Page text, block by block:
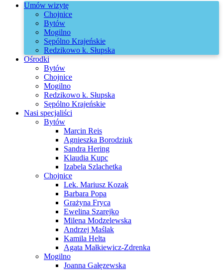
Umów wizytę
Chojnice
Bytów
Mogilno
Sępólno Krajeńskie
Redzikowo k. Słupska
Ośrodki
Bytów
Chojnice
Mogilno
Redzikowo k. Słupska
Sępólno Krajeńskie
Nasi specjaliści
Bytów
Marcin Reis
Agnieszka Borodziuk
Sandra Hering
Klaudia Kupc
Izabela Szlachetka
Chojnice
Lek. Mariusz Kozak
Barbara Popa
Grażyna Fryca
Ewelina Szarejko
Milena Modzelewska
Andrzej Maślak
Kamila Helta
Agata Małkiewicz-Zdrenka
Mogilno
Joanna Gałęzewska